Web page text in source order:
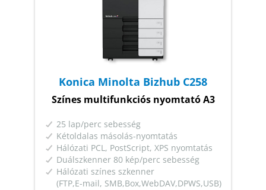
Konica Minolta Bizhub C258
Színes multifunkciós nyomtató A3
25 lap/perc sebesség
Kétoldalas másolás-nyomtatás
Hálózati PCL, PostScript, XPS nyomtatás
Duálszkenner 80 kép/perc sebesség
Hálózati színes szkenner
(FTP,E-mail, SMB,Box,WebDAV,DPWS,USB)